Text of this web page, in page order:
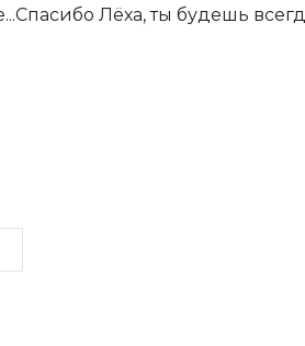
Лёха, ты будешь